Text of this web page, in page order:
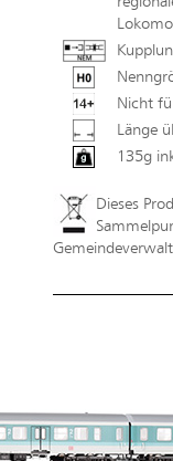
Nicht
Länge
135g
Dieses